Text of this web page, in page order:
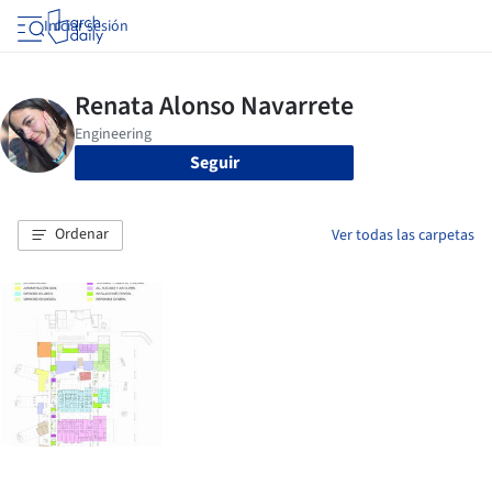
Iniciar sesión
Seguir
Ordenar Ver todas las carpetas